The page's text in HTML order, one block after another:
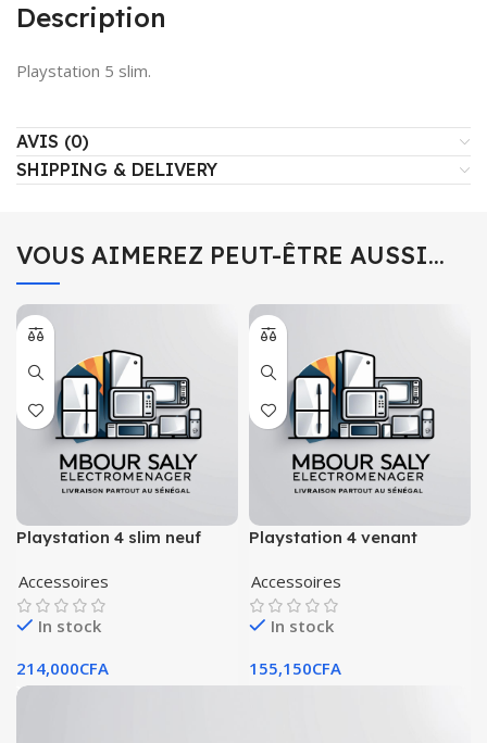
Description
Playstation 5 slim.
AVIS (0)
SHIPPING & DELIVERY
VOUS AIMEREZ PEUT-ÊTRE AUSSI…
Playstation 4 slim neuf
Accessoires
In stock
214,000CFA
Playstation 4 venant
Accessoires
In stock
155,150CFA